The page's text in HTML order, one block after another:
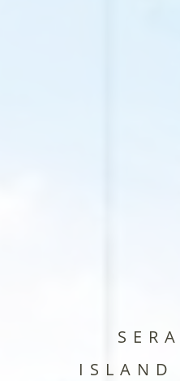
ISLAND